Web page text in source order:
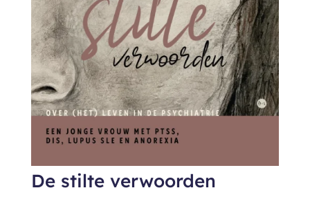
De stilte verwoorden